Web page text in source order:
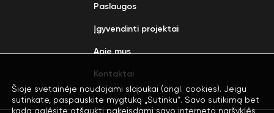
Paslaugos
Įgyvendinti projektai
Apie mus
Kontaktai
Šioje svetainėje naudojami slapukai (angl. cookies). Jeigu
sutinkate, paspauskite mygtuką „Sutinku“. Savo sutikimą bet
kada galėsite atšaukti pakeisdami savo interneto naršyklės